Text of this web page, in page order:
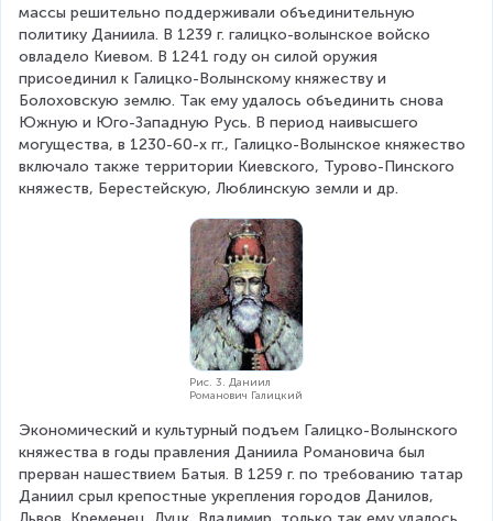
массы решительно поддерживали объединительную
политику Даниила. В 1239 г. галицко-волынское войско
овладело Киевом. В 1241 году он силой оружия
присоединил к Галицко-Волынскому княжеству и
Болоховскую землю. Так ему удалось объединить снова
Южную и Юго-Западную Русь. В период наивысшего
могущества, в 1230-60-х гг., Галицко-Волынское княжество
включало также территории Киевского, Турово-Пинского
княжеств, Берестейскую, Люблинскую земли и др.
Рис. 3. Даниил
Романович Галицкий
Экономический и культурный подъем Галицко-Волынского
княжества в годы правления Даниила Романовича был
прерван нашествием Батыя. В 1259 г. по требованию татар
Даниил срыл крепостные укрепления городов Данилов,